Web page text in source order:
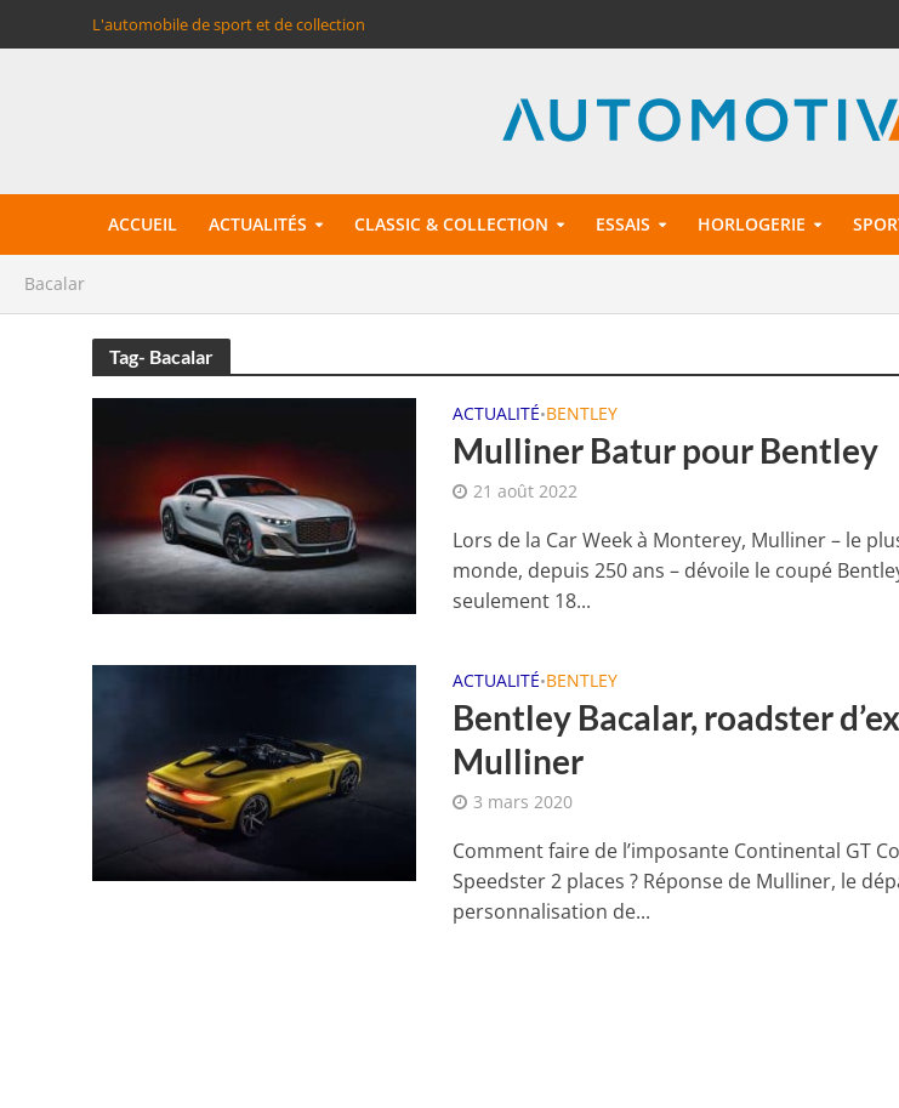
L'automobile de sport et de collection
ACCUEIL ACTUALITÉS CLASSIC & COLLECTION ESSAIS HORLOGERIE
Bacalar
Tag- Bacalar
ACTUALITÉ•BENTLEY
Mulliner Batur pour Bentley
21 août 2022
Lors de la Car Week à Monterey, Mulliner – le
monde, depuis 250 ans – dévoile le coupé
seulement 18...
ACTUALITÉ•BENTLEY
Bentley Bacalar, roadster
Mulliner
3 mars 2020
Comment faire de l’imposante Continental GT
Speedster 2 places ? Réponse de Mulliner, le
personnalisation de...